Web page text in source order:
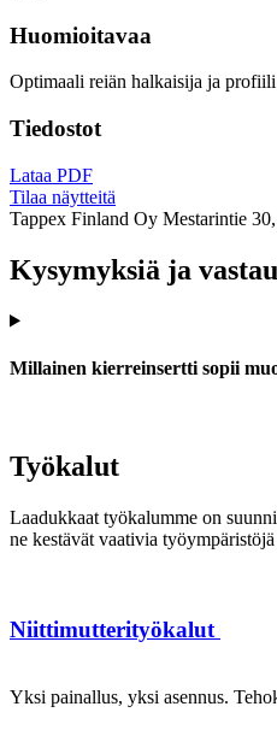
Huomioitavaa
Optimaali reiän halkaisija ja
Tiedostot
Lataa PDF
Tilaa näytteitä
Tappex Finland Oy Mestarintie
Kysymyksiä ja
Millainen kierreinsertti sopii
Työkalut
Laadukkaat työkalumme on
ne kestävät vaativia
Niittimutterityökalut
Yksi painallus, yksi asennus.